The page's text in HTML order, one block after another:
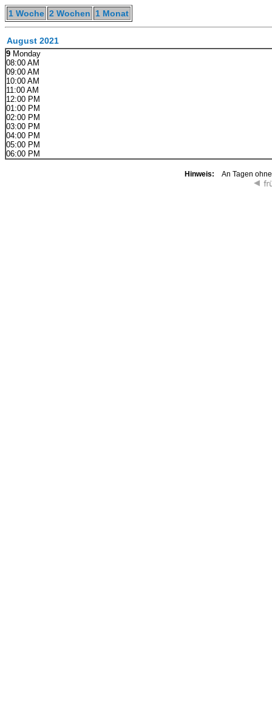
1 Woche 2 Wochen 1 Monat
August 2021
9 Monday
08:00 AM
09:00 AM
10:00 AM
11:00 AM
12:00 PM
01:00 PM
02:00 PM
03:00 PM
04:00 PM
05:00 PM
06:00 PM
Hinweis: An Tagen